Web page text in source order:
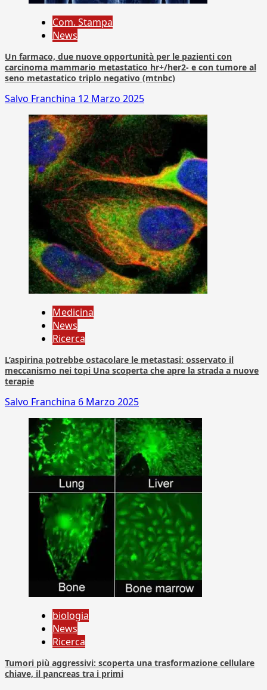
Com. Stampa
News
Un farmaco, due nuove opportunità per le pazienti con
carcinoma mammario metastatico hr+/her2- e con tumore al
seno metastatico triplo negativo (mtnbc)
Salvo Franchina 12 Marzo 2025
Medicina
News
Ricerca
L’aspirina potrebbe ostacolare le metastasi: osservato il
meccanismo nei topi Una scoperta che apre la strada a nuove
terapie
Salvo Franchina 6 Marzo 2025
biologia
News
Ricerca
Tumori più aggressivi: scoperta una trasformazione cellulare
chiave, il pancreas tra i primi